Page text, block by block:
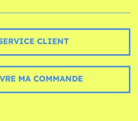
CLIENT
MA COMMANDE